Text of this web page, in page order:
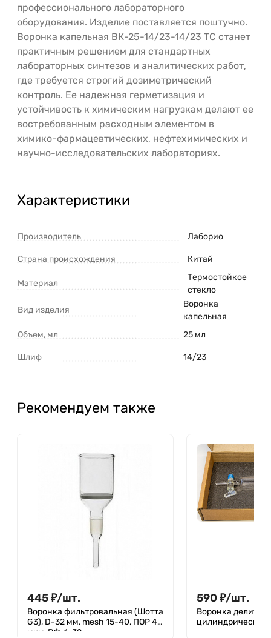
профессионального лабораторного
оборудования. Изделие поставляется поштучно.
Воронка капельная ВК-25-14/23-14/23 ТС станет
практичным решением для стандартных
лабораторных синтезов и аналитических работ,
где требуется строгий дозиметрический
контроль. Ее надежная герметизация и
устойчивость к химическим нагрузкам делают ее
востребованным расходным элементом в
химико-фармацевтических, нефтехимических и
научно-исследовательских лабораториях.
Характеристики
Производитель Лаборио
Страна происхождения Китай
Материал
Термостойкое
стекло
Вид изделия
Воронка
капельная
Объем, мл
25 мл
Шлиф 14/23
Рекомендуем также
445₽/шт.
Воронка фильтровальная (Шотта
G3), D-32 мм, mesh 15-40, ПОР 40
мкм, ВФ-1-32
590 ₽/шт.
Воронка
цилиндрическая